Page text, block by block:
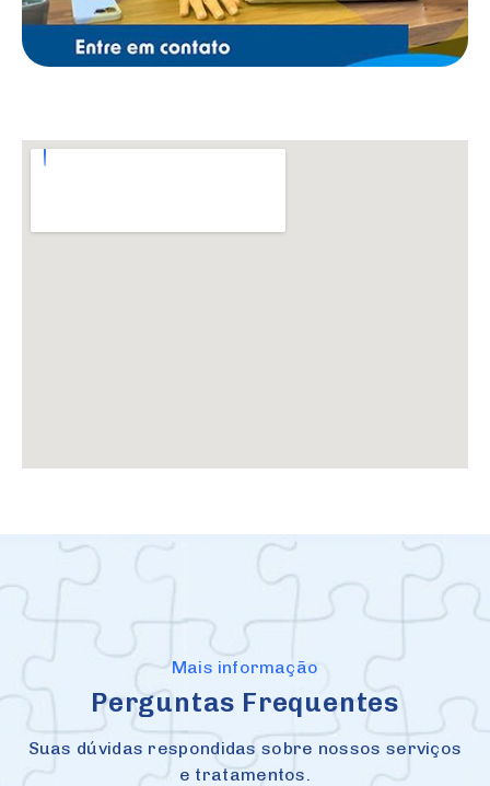
Mais informação
Perguntas Frequentes
Suas dúvidas respondidas sobre nossos serviços
e tratamentos.